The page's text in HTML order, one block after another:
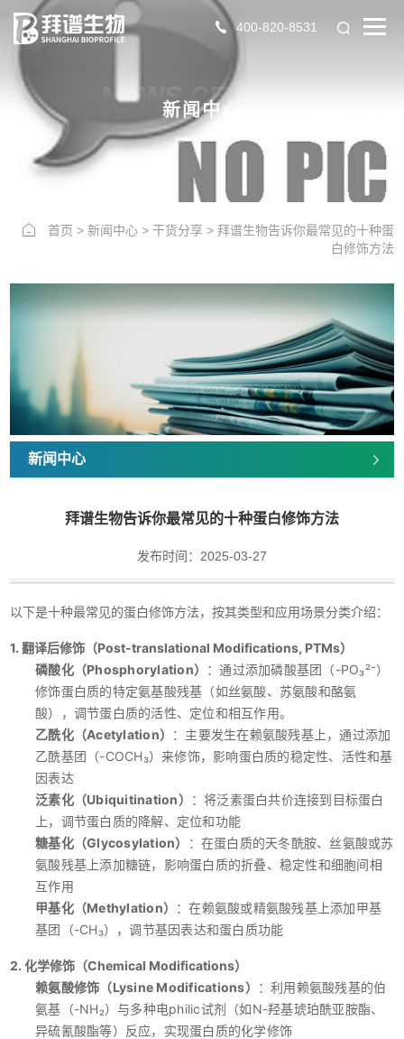
400-820-8531
NEWS CENTER
新闻中心
首页 > 新闻中心> 干货分享> 拜谱生物告诉你最常见的十种蛋
白修饰方法
新闻中心
拜谱生物告诉你最常见的十种蛋白修饰方法
发布时间：2025-03-27
以下是十种最常见的蛋白修饰方法，按其类型和应用场景分类介绍：
1. 翻译后修饰（Post-translational Modifications, PTMs）
磷酸化（Phosphorylation）
：通过添加磷酸基团（-PO₃²⁻）
修饰蛋白质的特定氨基酸残基（如丝氨酸、苏氨酸和酪氨
酸），调节蛋白质的活性、定位和相互作用。
乙酰化（Acetylation）
：主要发生在赖氨酸残基上，通过添加
乙酰基团（-COCH₃）来修饰，影响蛋白质的稳定性、活性和基
因表达
泛素化（Ubiquitination）
：将泛素蛋白共价连接到目标蛋白
上，调节蛋白质的降解、定位和功能
糖基化（Glycosylation）
：在蛋白质的天冬酰胺、丝氨酸或苏
氨酸残基上添加糖链，影响蛋白质的折叠、稳定性和细胞间相
互作用
甲基化（Methylation）
：在赖氨酸或精氨酸残基上添加甲基
基团（-CH₃），调节基因表达和蛋白质功能
2. 化学修饰（Chemical Modifications）
赖氨酸修饰（Lysine Modifications）
：利用赖氨酸残基的伯
氨基（-NH₂）与多种电philic试剂（如N-羟基琥珀酰亚胺酯、
异硫氰酸酯等）反应，实现蛋白质的化学修饰